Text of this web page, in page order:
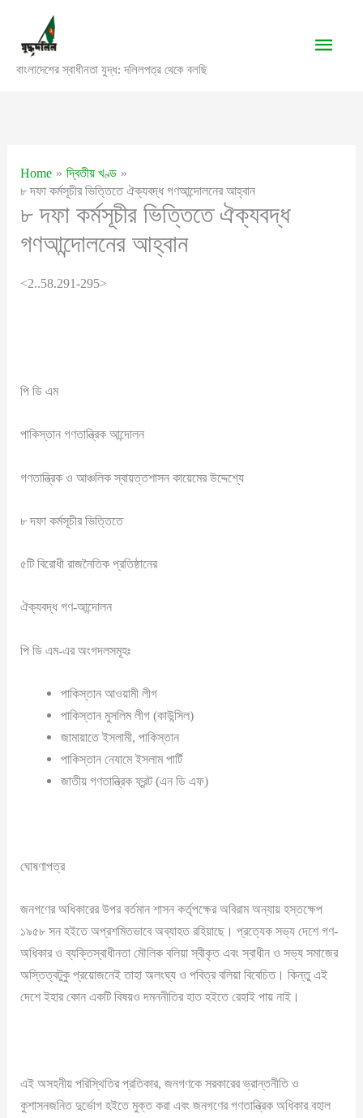
content
বাংলাদেশের স্বাধীনতা যুদ্ধ: দলিলপত্র থেকে বলছি
Main
Home
দ্বিতীয় খণ্ড
৮ দফা কর্মসূচীর ভিত্তিতে ঐক্যবদ্ধ গণআন্দোলনের আহ্বান
৮ দফা কর্মসূচীর ভিত্তিতে ঐক্যবদ্ধ
গণআন্দোলনের আহ্বান
<2..58.291-295>
পি ডি এম
পাকিস্তান গণতান্ত্রিক আন্দোলন
গণতান্ত্রিক ও আঞ্চলিক স্বায়ত্তশাসন কায়েমের উদ্দেশ্যে
৮ দফা কর্মসূচীর ভিত্তিতে
৫টি বিরোধী রাজনৈতিক প্রতিষ্ঠানের
ঐক্যবদ্ধ গণ-আন্দোলন
পি ডি এম-এর অংগদলসমূহঃ
পাকিস্তান আওয়ামী লীগ
পাকিস্তান মুসলিম লীগ (কাউন্সিল)
জামায়াতে ইসলামী, পাকিস্তান
পাকিস্তান নেযামে ইসলাম পার্টি
জাতীয় গণতান্ত্রিক ফ্রন্ট (এন ডি এফ)
ঘোষণাপত্র
জনগণের অধিকারের উপর বর্তমান শাসন কর্তৃপক্ষের অবিরাম অন্যায় হস্তক্ষেপ
১৯৫৮ সন হইতে অপ্রশমিতভাবে অব্যাহত রহিয়াছে। প্রত্যেক সভ্য দেশে গণ-
অধিকার ও ব্যক্তিস্বাধীনতা মৌলিক বলিয়া স্বীকৃত এবং স্বাধীন ও সভ্য সমাজের
অস্তিত্বটুকু প্রয়োজনেই তাহা অলংঘ্য ও পবিত্র বলিয়া বিবেচিত। কিন্তু এই
দেশে ইহার কোন একটি বিষয়ও দমননীতির হাত হইতে রেহাই পায় নাই।
এই অসহনীয় পরিস্থিতির প্রতিকার, জনগণকে সরকারের ভ্রান্তনীতি ও
কুশাসনজনিত দুর্ভোগ হইতে মুক্ত করা এবং জনগণের গণতান্ত্রিক অধিকার বহাল